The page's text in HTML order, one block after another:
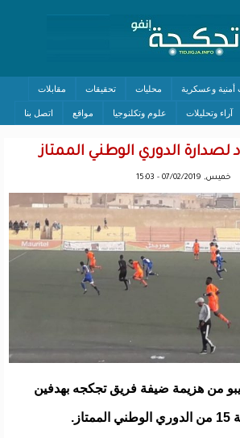
أمنية وعسكرية محليات تحقيقات مقابلات
آراء وتحليلات علوم وتكلنوجيا مواقع اتصل بنا
لصدارة الدوري الوطني الممتاز
خميس, 07/02/2019 - 15:03
من هزيمة ضيفة فريق تجكجه بهدفين